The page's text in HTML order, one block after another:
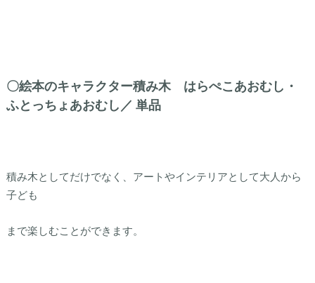
〇絵本のキャラクター積み木 はらぺこあおむし・
ふとっちょあおむし／ 単品
積み木としてだけでなく、アートやインテリアとして大人から
子ども
まで楽しむことができます。